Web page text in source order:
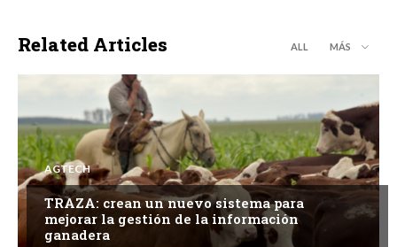
Related Articles ALL MÁS
AGTECH
TRAZA: crean un nuevo sistema para
mejorar la gestión de la información
ganadera